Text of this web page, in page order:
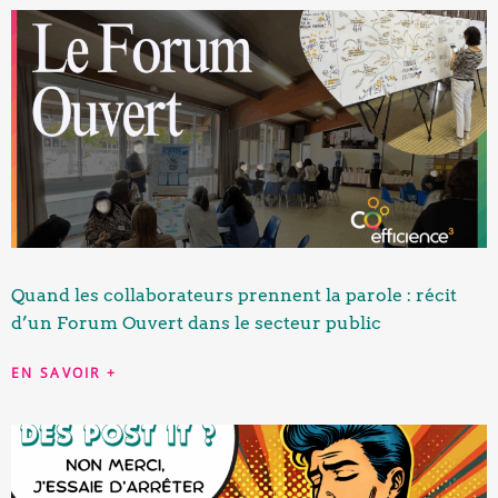
Quand les collaborateurs prennent la parole : récit
d’un Forum Ouvert dans le secteur public
EN SAVOIR +